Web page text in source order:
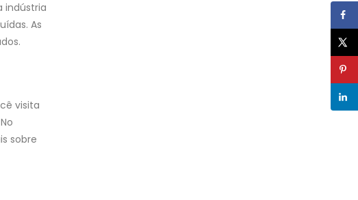
indústria
As
visita
sobre